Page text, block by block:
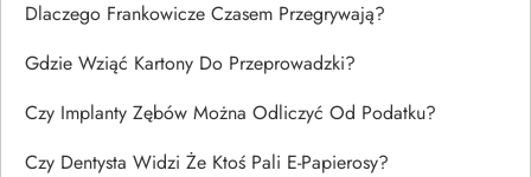
Dlaczego Frankowicze Czasem Przegrywają?
Gdzie Wziąć Kartony Do Przeprowadzki?
Czy Implanty Zębów Można Odliczyć Od Podatku?
Czy Dentysta Widzi Że Ktoś Pali E-Papierosy?